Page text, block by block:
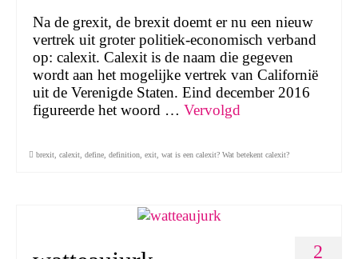
Na de grexit, de brexit doemt er nu een nieuw
vertrek uit groter politiek-economisch verband
op: calexit. Calexit is de naam die gegeven
wordt aan het mogelijke vertrek van Californië
uit de Verenigde Staten. Eind december 2016
figureerde het woord … Vervolgd
brexit calexit define definition exit wat is een calexit? Wat betekent calexit?
2